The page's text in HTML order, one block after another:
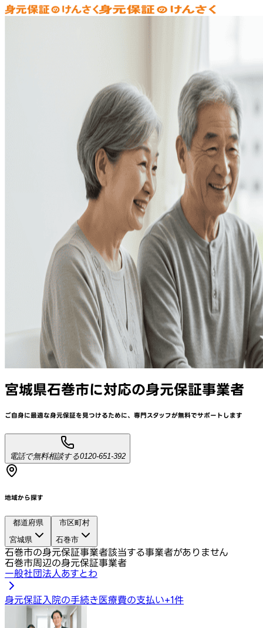
宮城県石巻市に対応の身元保証事業者
ご自身に最適な身元保証を見つけるために、 専門スタッフが無料でサポートします
電話で無料相談する0120-651-392
地域から探す
都道府県
宮城県
市区町村
石巻市
石巻市の身元保証事業者該当する事業者がありません
石巻市周辺の身元保証事業者
一般社団法人あすとわ
身元保証 入院の手続き医療費の支払い+1件